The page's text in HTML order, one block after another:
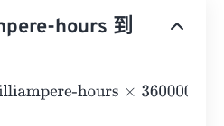
hours 到
hours×3600000000000